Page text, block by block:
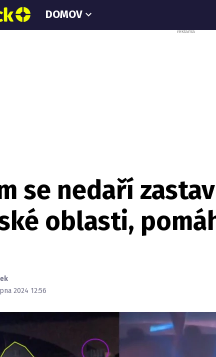
DOMOV
se nedaří
oblasti,
2024 12:56